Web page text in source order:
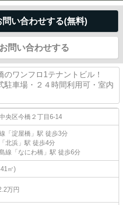
問い合わせする(無料)
問い合わせする
ワンフロ1テナントビル！
駐車場・２４時間利用可・室内
央区今橋 ２丁目6-14
「淀屋橋 」駅 徒歩3分
「北浜 」駅 徒歩4分
線 「なにわ橋 」駅 徒歩6分
㎡)
万円